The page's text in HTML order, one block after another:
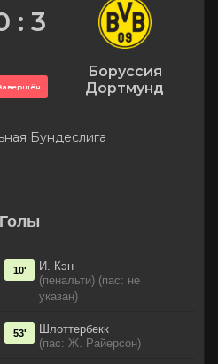
: 3
Боруссия
Дортмунд
Бундеслига
Голы
И. Кэн
(пенальти) (пас: не
указан)
10'
Шлоттербекк
(пас: Ж. Райерсон)
53'